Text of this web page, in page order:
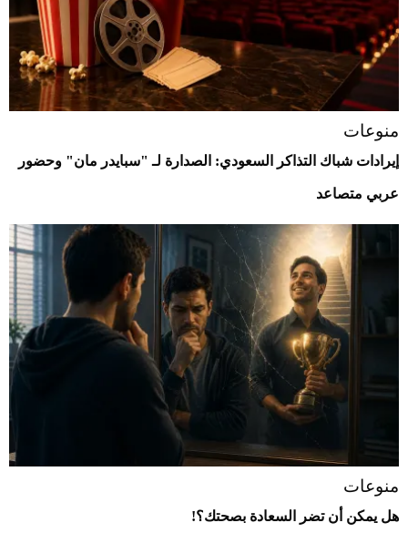
منوعات
إيرادات شباك التذاكر السعودي: الصدارة لـ "سبايدر مان" وحضور
عربي متصاعد
منوعات
هل يمكن أن تضر السعادة بصحتك؟!